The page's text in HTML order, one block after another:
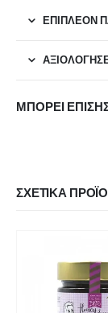
ΕΠΙΠΛΈΟΝ
ΜΠΟΡΕΊ
ΣΧΕΤΙΚΆ